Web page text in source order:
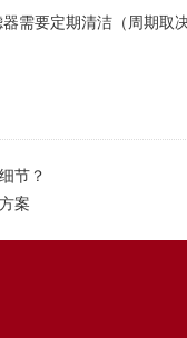
要定期清洁（周期取决
节？
案